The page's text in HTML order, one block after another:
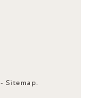
- Sitemap.